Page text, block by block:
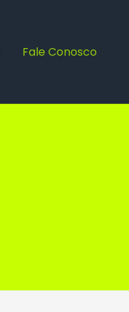
Fale Conosco